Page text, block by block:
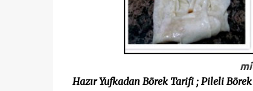
Hazır Yufkadan Börek Tarifi ; Pileli Börek